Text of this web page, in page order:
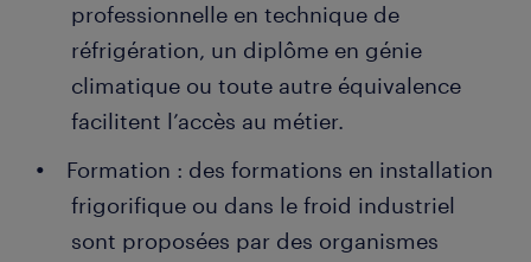
professionnelle en technique de
réfrigération, un diplôme en génie
climatique ou toute autre équivalence
facilitent l’accès au métier.
Formation : des formations en installation
frigorifique ou dans le froid industriel
sont proposées par des organismes